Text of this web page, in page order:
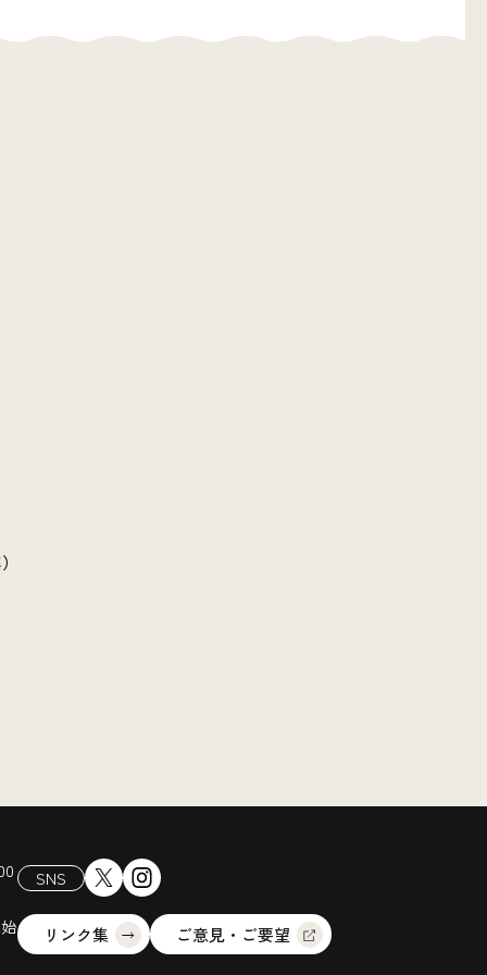
SNS
リンク集 ご意見・ご要望